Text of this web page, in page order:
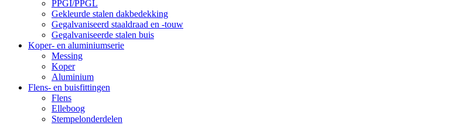
PPGI/PPGL
Gekleurde stalen dakbedekking
Gegalvaniseerd staaldraad en -touw
Gegalvaniseerde stalen buis
Koper- en aluminiumserie
Messing
Koper
Aluminium
Flens- en buisfittingen
Flens
Elleboog
Stempelonderdelen